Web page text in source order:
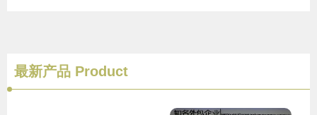
最新产品 Product